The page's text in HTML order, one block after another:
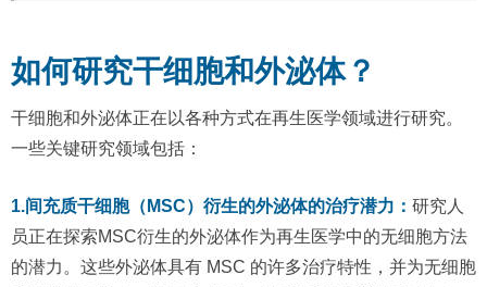
如何研究干细胞和外泌体？
干细胞和外泌体正在以各种方式在再生医学领域进行研究。
一些关键研究领域包括：
1.间充质干细胞（MSC）衍生的外泌体的治疗潜力： 研究人
员正在探索MSC衍生的外泌体作为再生医学中的无细胞方法
的潜力。这些外泌体具有 MSC 的许多治疗特性，并为无细胞